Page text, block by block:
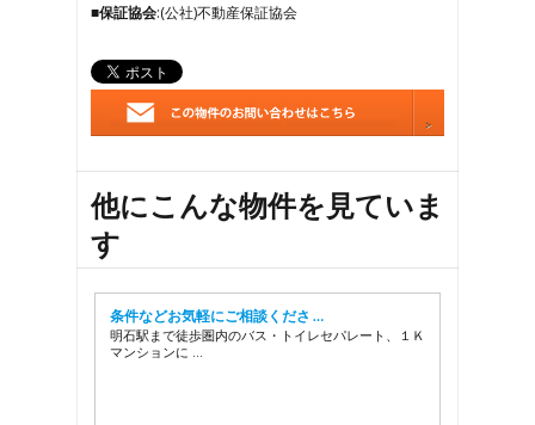
■保証協会:(公社)不動産保証協会
他にこんな物件を見ていま
す
条件などお気軽にご相談くださ …
明石駅まで徒歩圏内のバス・トイレセパレート、１Ｋ
マンションに …